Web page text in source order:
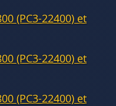
(PC3-22400) et
(PC3-22400) et
(PC3-22400) et